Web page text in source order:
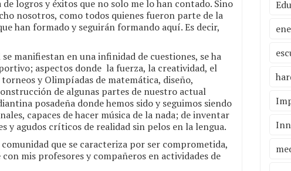
logros y éxitos que no solo me lo han contado. Sino
nosotros, como todos quienes fueron parte de la
han formado y seguirán formando aquí. Es decir,
manifiestan en una infinidad de cuestiones, se ha
aspectos donde la fuerza, la creatividad, el
y Olimpíadas de matemática, diseño,
de algunas partes de nuestro actual
posadeña donde hemos sido y seguimos siendo
capaces de hacer música de la nada; de inventar
y agudos críticos de realidad sin pelos en la lengua.
que se caracteriza por ser comprometida,
mis profesores y compañeros en actividades de